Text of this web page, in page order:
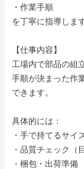
・作業手順
を丁寧に指導します
【仕事内容】
工場内で部品の組
手順が決まった作
できます。
具体的には：
・手で持てるサイ
・品質チェック（
・梱包・出荷準備